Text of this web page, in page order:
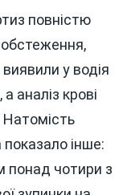
повністю
у водія
аналіз крові
Натомість
інше:
понад чотири з